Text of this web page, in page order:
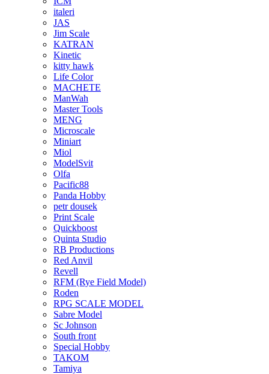
italeri
JAS
Jim Scale
KATRAN
Kinetic
kitty hawk
Life Color
MACHETE
ManWah
Master Tools
MENG
Microscale
Miniart
Miol
ModelSvit
Olfa
Pacific88
Panda Hobby
petr dousek
Print Scale
Quickboost
Quinta Studio
RB Productions
Red Anvil
Revell
RFM (Rye Field Model)
Roden
RPG SCALE MODEL
Sabre Model
Sc Johnson
South front
Special Hobby
TAKOM
Tamiya